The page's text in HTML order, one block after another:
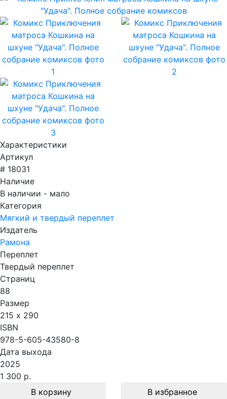
Характеристики
Артикул
# 18031
Наличие
В наличии - мало
Категория
Мягкий и твердый переплет
Издатель
Рамона
Переплет
Твердый переплет
Страниц
88
Размер
215 х 290
ISBN
978-5-605-43580-8
Дата выхода
2025
1 300 р.
В корзину
В избранное